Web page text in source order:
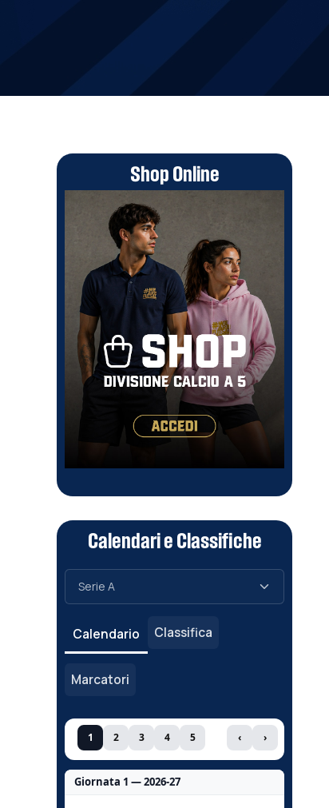
Shop Online
Calendari e Classifiche
Calendario Classifica
Marcatori
1 2 3 4 5 ‹ ›
Giornata 1 — 2026-27